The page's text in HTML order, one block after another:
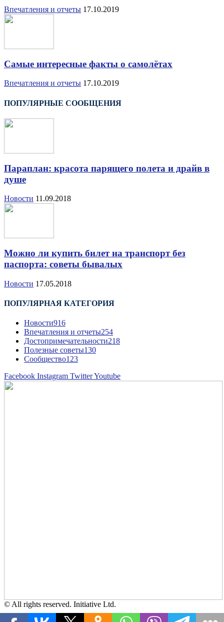
Впечатления и отчеты 17.10.2019
Самые интересные факты о самолётах
Впечатления и отчеты 17.10.2019
ПОПУЛЯРНЫЕ СООБЩЕНИЯ
Параплан: красота парящего полета и драйв в
душе
Новости 11.09.2018
Можно ли купить билет на транспорт без
паспорта: советы бывалых
Новости 17.05.2018
ПОПУЛЯРНАЯ КАТЕГОРИЯ
Новости916
Впечатления и отчеты254
Достопримечательности218
Полезные советы130
Сообщество123
Facebook Instagram TwitterYoutube
© All rights reserved. Initiative Ltd.